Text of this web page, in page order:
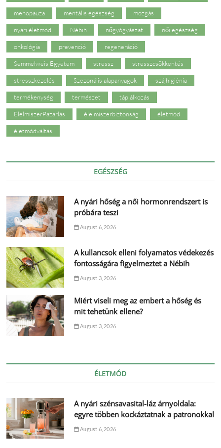
menopauza mentális egészség mozgás
nyári életmód Nébih nőgyógyászat női egészség
onkológia prevenció regeneráció
Semmelweis Egyetem stressz stresszcsökkentés
stresszkezelés Szezonális alapanyagok szájhigiénia
termékenység természet táplálkozás
ÉlelmiszerPazarlás élelmiszerbiztonság életmód
életmódváltás
EGÉSZSÉG
A nyári hőség a női hormonrendszert is
próbára teszi
August 6, 2026
A kullancsok elleni folyamatos védekezés
fontosságára figyelmeztet a Nébih
August 3, 2026
Miért viseli meg az embert a hőség és
mit tehetünk ellene?
August 3, 2026
ÉLETMÓD
A nyári szénsavasital-láz árnyoldala:
egyre többen kockáztatnak a patronokkal
August 6, 2026